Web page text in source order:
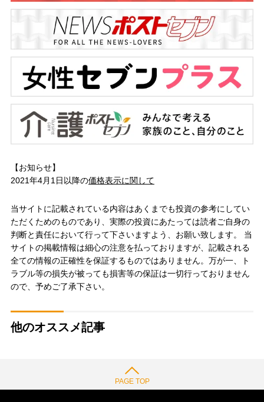
【お知らせ】
2021年4月1日以降の価格表示に関して
当サイトに記載されている内容はあくまでも投資の参考にしてい
ただくためのものであり、実際の投資にあたっては読者ご自身の
判断と責任において行って下さいますよう、お願い致します。 当
サイトの掲載情報は細心の注意を払っておりますが、記載される
全ての情報の正確性を保証するものではありません。万が一、ト
ラブル等の損失が被っても損害等の保証は一切行っておりません
ので、予めご了承下さい。
他のオススメ記事
PAGE TOP